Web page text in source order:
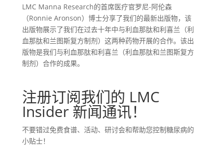
LMC Manna Research的首席医疗官罗尼-阿伦森
（Ronnie Aronson）博士分享了我们的最新出版物，该
出版物展示了我们在过去十年中与利血那肽和利喜兰（利
血那肽和兰图斯复方制剂）这两种药物开展的合作。该出
版物是我们与利血那肽和利喜兰（利血那肽和兰图斯复方
制剂）合作的成果。
注册订阅我们的 LMC
Insider 新闻通讯！
不要错过免费食谱、活动、研讨会和帮助您控制糖尿病的
小贴士！